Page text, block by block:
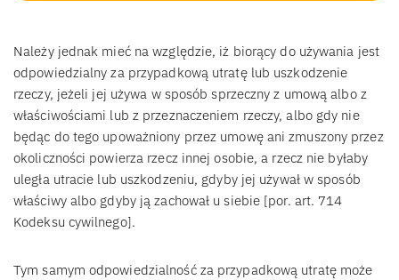
Należy jednak mieć na względzie, iż biorący do używania jest
odpowiedzialny za przypadkową utratę lub uszkodzenie
rzeczy, jeżeli jej używa w sposób sprzeczny z umową albo z
właściwościami lub z przeznaczeniem rzeczy, albo gdy nie
będąc do tego upoważniony przez umowę ani zmuszony przez
okoliczności powierza rzecz innej osobie, a rzecz nie byłaby
uległa utracie lub uszkodzeniu, gdyby jej używał w sposób
właściwy albo gdyby ją zachował u siebie [por. art. 714
Kodeksu cywilnego].
Tym samym odpowiedzialność za przypadkową utratę może